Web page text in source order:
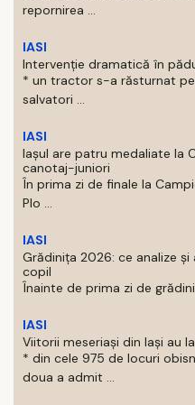
repornirea ...
IASI
Intervenție dramatică în
* un tractor s-a răsturnat
salvatori ...
IASI
Iaşul are patru medaliate la
canotaj-juniori
În prima zi de finale la
Plo ...
IASI
Grădinița 2026: ce analize
copil
Înainte de prima zi de
IASI
Viitorii meseriași din Iași au
* din cele 975 de locuri
doua a admit ...